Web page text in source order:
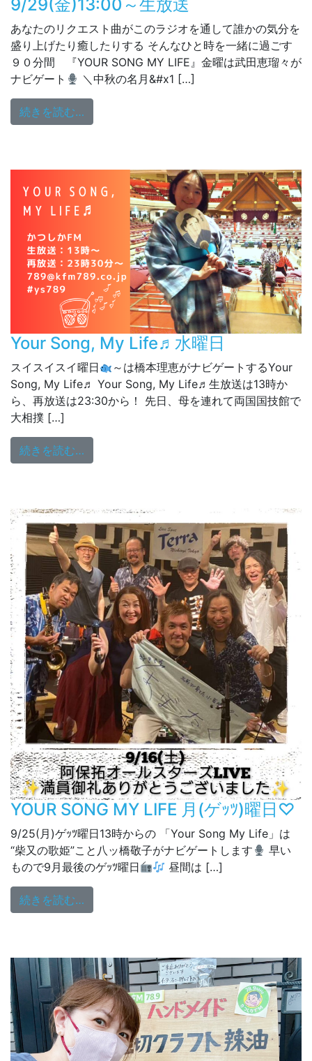
9/29(金)13:00～生放送
あなたのリクエスト曲がこのラジオを通して誰かの気分を
盛り上げたり癒したりする そんなひと時を一緒に過ごす
９０分間 『YOUR SONG MY LIFE』金曜は武田恵瑠々が
ナビゲート
＼中秋の名月&#x1 […]
続きを読む…
Your Song, My Life♬水曜日
スイスイスイ曜日
～は橋本理恵がナビゲートするYour
Song, My Life♬ Your Song, My Life♬生放送は13時か
ら、再放送は23:30から！ 先日、母を連れて両国国技館で
大相撲 […]
続きを読む…
YOUR SONG MY LIFE 月(ゲｯﾂ)曜日♡
9/25(月)ゲｯﾂ曜日13時からの 「Your Song My Life」は
“柴又の歌姫”こと八ッ橋敬子がナビゲートします
早い
もので9月最後のゲｯﾂ曜日
昼間は […]
続きを読む…